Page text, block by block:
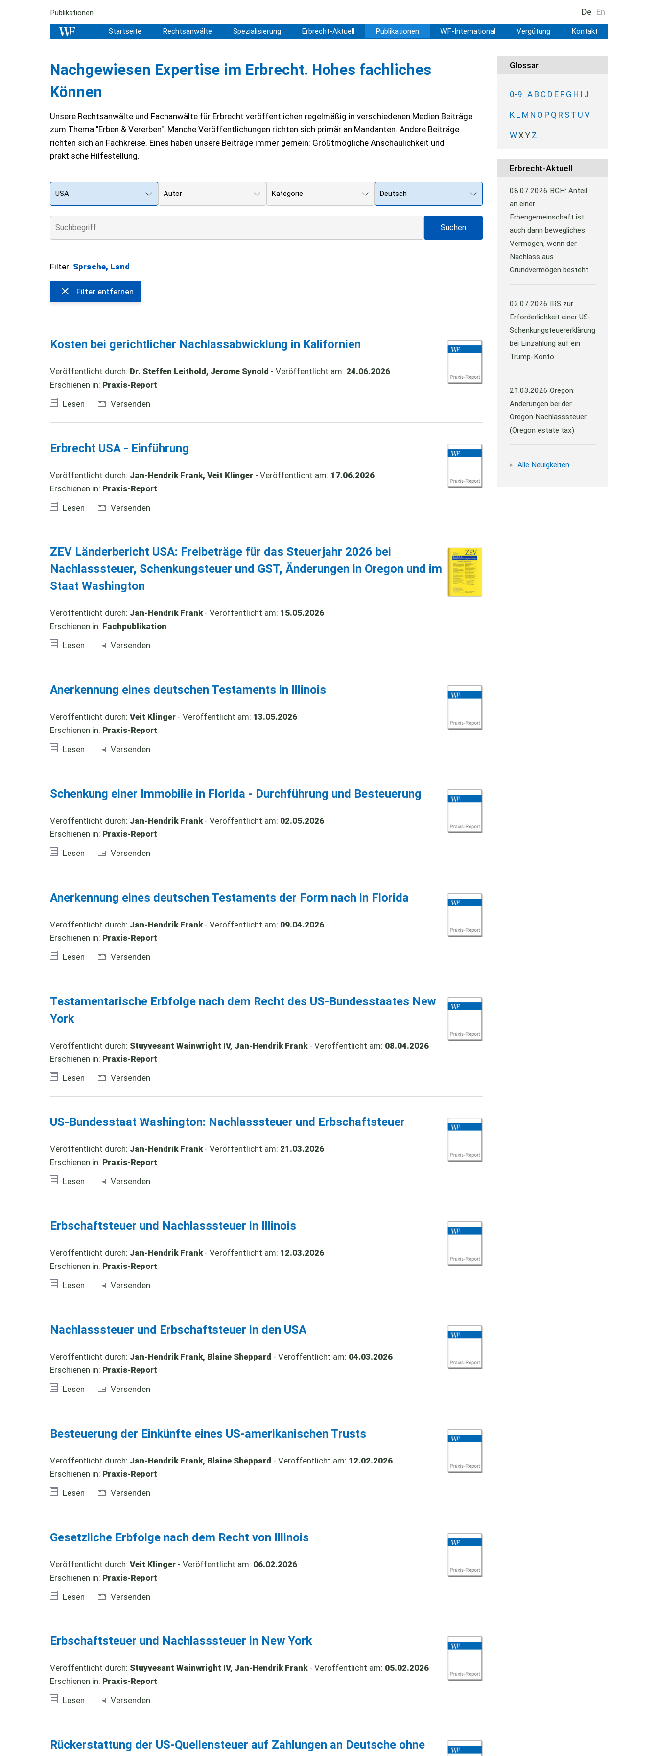
Publikationen De En
Startseite Rechtsanwälte Spezialisierung Erbrecht-Aktuell Publikationen WF-International Vergütung Kontakt
Nachgewiesen Expertise im Erbrecht. Hohes fachliches
Können
Unsere Rechtsanwälte und Fachanwälte für Erbrecht veröffentlichen regelmäßig in verschiedenen Medien Beiträge
zum Thema "Erben & Vererben". Manche Veröffentlichungen richten sich primär an Mandanten. Andere Beiträge
richten sich an Fachkreise. Eines haben unsere Beiträge immer gemein: Größtmögliche Anschaulichkeit und
praktische Hilfestellung.
USA Autor Kategorie Deutsch
Filter: Sprache, Land
Filter entfernen
Kosten bei gerichtlicher Nachlassabwicklung in Kalifornien
Veröffentlicht durch: Dr. Steffen Leithold, Jerome Synold - Veröffentlicht am: 24.06.2026
Erschienen in: Praxis-Report
Lesen
Versenden
Erbrecht USA - Einführung
Veröffentlicht durch: Jan-Hendrik Frank, Veit Klinger - Veröffentlicht am: 17.06.2026
Erschienen in: Praxis-Report
Lesen
Versenden
ZEV Länderbericht USA: Freibeträge für das Steuerjahr 2026 bei
Nachlasssteuer, Schenkungsteuer und GST, Änderungen in Oregon und im
Staat Washington
Veröffentlicht durch: Jan-Hendrik Frank- Veröffentlicht am: 15.05.2026
Erschienen in: Fachpublikation
Lesen
Versenden
Anerkennung eines deutschen Testaments in Illinois
Veröffentlicht durch: Veit Klinger - Veröffentlicht am: 13.05.2026
Erschienen in: Praxis-Report
Lesen
Versenden
Schenkung einer Immobilie in Florida - Durchführung und Besteuerung
Veröffentlicht durch: Jan-Hendrik Frank- Veröffentlicht am: 02.05.2026
Erschienen in: Praxis-Report
Lesen
Versenden
Anerkennung eines deutschen Testaments der Form nach in Florida
Veröffentlicht durch: Jan-Hendrik Frank- Veröffentlicht am: 09.04.2026
Erschienen in: Praxis-Report
Lesen
Versenden
Testamentarische Erbfolge nach dem Recht des US-Bundesstaates New
York
Veröffentlicht durch: Stuyvesant Wainwright IV, Jan-Hendrik Frank- Veröffentlicht am: 08.04.2026
Erschienen in: Praxis-Report
Lesen
Versenden
US-Bundesstaat Washington: Nachlasssteuer und Erbschaftsteuer
Veröffentlicht durch: Jan-Hendrik Frank- Veröffentlicht am: 21.03.2026
Erschienen in: Praxis-Report
Lesen
Versenden
Erbschaftsteuer und Nachlasssteuer in Illinois
Veröffentlicht durch: Jan-Hendrik Frank- Veröffentlicht am: 12.03.2026
Erschienen in: Praxis-Report
Lesen
Versenden
Nachlasssteuer und Erbschaftsteuer in den USA
Veröffentlicht durch: Jan-Hendrik Frank, Blaine Sheppard - Veröffentlicht am: 04.03.2026
Erschienen in: Praxis-Report
Lesen
Versenden
Besteuerung der Einkünfte eines US-amerikanischen Trusts
Veröffentlicht durch: Jan-Hendrik Frank, Blaine Sheppard - Veröffentlicht am: 12.02.2026
Erschienen in: Praxis-Report
Lesen
Versenden
Gesetzliche Erbfolge nach dem Recht von Illinois
Veröffentlicht durch: Veit Klinger - Veröffentlicht am: 06.02.2026
Erschienen in: Praxis-Report
Lesen
Versenden
Erbschaftsteuer und Nachlasssteuer in New York
Veröffentlicht durch: Stuyvesant Wainwright IV, Jan-Hendrik Frank- Veröffentlicht am: 05.02.2026
Erschienen in: Praxis-Report
Lesen
Versenden
Rückerstattung der US-Quellensteuer auf Zahlungen an Deutsche ohne
Glossar
0-9 A B C D E F G H I J
K L M N O P Q R S T U V
WX Y Z
Erbrecht-Aktuell
08.07.2026 BGH: Anteil
an einer
Erbengemeinschaft ist
auch dann bewegliches
Vermögen, wenn der
Nachlass aus
Grundvermögen besteht
02.07.2026 IRS zur
Erforderlichkeit einer US-
Schenkungsteuererklärung
bei Einzahlung auf ein
Trump-Konto
21.03.2026Oregon:
Änderungen bei der
Oregon Nachlasssteuer
(Oregon estate tax)
Alle Neuigkeiten